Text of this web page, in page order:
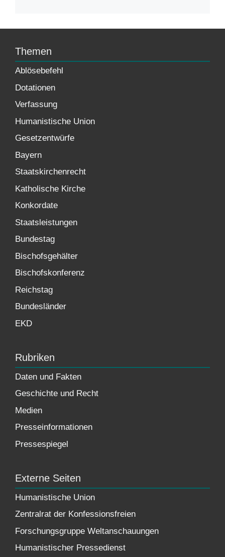
Themen
Ablösebefehl
Dotationen
Verfassung
Humanistische Union
Gesetzentwürfe
Bayern
Staatskirchenrecht
Katholische Kirche
Konkordate
Staatsleistungen
Bundestag
Bischofsgehälter
Bischofskonferenz
Reichstag
Bundesländer
EKD
Rubriken
Daten und Fakten
Geschichte und Recht
Medien
Presseinformationen
Pressespiegel
Externe Seiten
Humanistische Union
Zentralrat der Konfessionsfreien
Forschungsgruppe Weltanschauungen
Humanistischer Pressedienst